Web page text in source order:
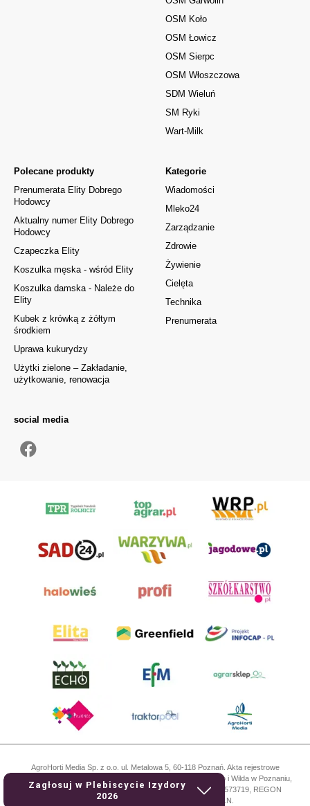
Zagłosuj w Plebiscycie Izydory
2026
Kategorie
Wiadomości
Mleko24
Zarządzanie
Zdrowie
Żywienie
Cielęta
Technika
Prenumerata
Polecane produkty
Prenumerata Elity Dobrego
Hodowcy
Aktualny numer Elity Dobrego
Hodowcy
Czapeczka Elity
Koszulka męska - wśród Elity
Koszulka damska - Należe do
Elity
Kubek z krówką z żółtym
środkiem
Uprawa kukurydzy
Użytki zielone – Zakładanie,
użytkowanie, renowacja
OSM Koło
OSM Łowicz
OSM Sierpc
OSM Włoszczowa
SDM Wieluń
SM Ryki
Wart-Milk
social media
AgroHorti Media Sp. z o.o. ul. Metalowa 5, 60-118 Poznań. Akta rejestrowe
przechowywane w Sądzie Rejonowym Poznań - Nowe Miasto i Wilda w Poznaniu,
VIII Wydziale Gospodarczym, KRS 0001116269, NIP 7792573719, REGON
529158846, kapitał zakładowy: 3.608.000 PLN.